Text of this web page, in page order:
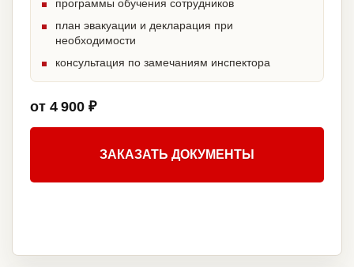
программы обучения сотрудников
план эвакуации и декларация при
необходимости
консультация по замечаниям инспектора
от 4 900 ₽
ЗАКАЗАТЬ ДОКУМЕНТЫ